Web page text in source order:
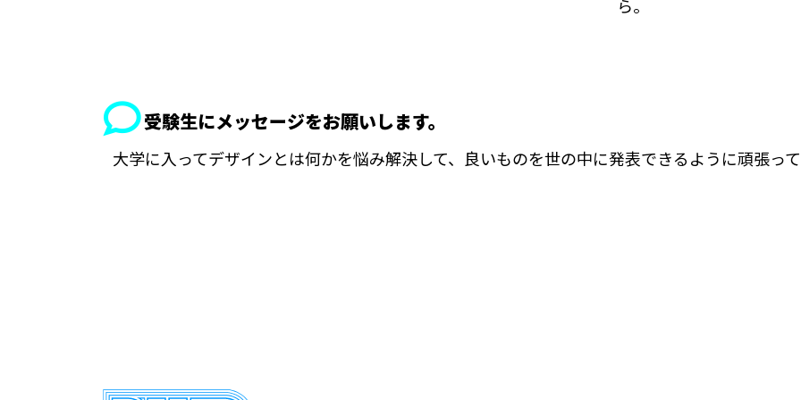
ら。
受験生にメッセージをお願いします。
大学に入ってデザインとは何かを悩み解決して、良いものを世の中に発表できるように頑張って